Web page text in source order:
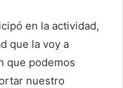
en la actividad,
que la voy a
que podemos
nuestro